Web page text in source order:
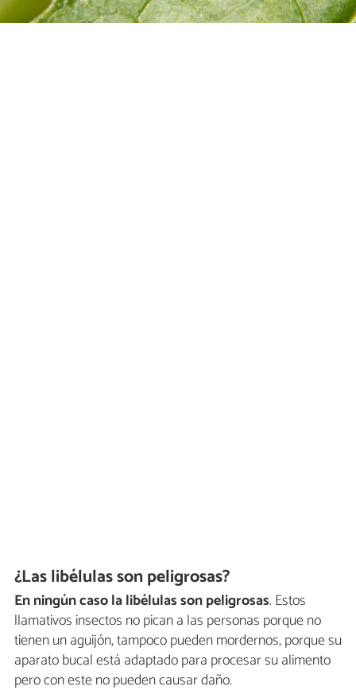
¿Las libélulas son peligrosas?
En ningún caso la libélulas son peligrosas. Estos
llamativos insectos no pican a las personas porque no
tienen un aguijón, tampoco pueden mordernos, porque su
aparato bucal está adaptado para procesar su alimento
pero con este no pueden causar daño.